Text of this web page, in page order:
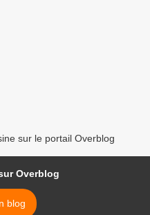
sur le portail Overblog
Overblog
blog